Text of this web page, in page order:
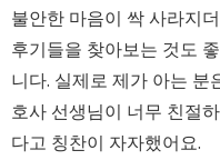
불안한 마음이 싹 사라지
후기들을 찾아보는 것도
니다. 실제로 제가 아는
호사 선생님이 너무 친절
다고 칭찬이 자자했어요.